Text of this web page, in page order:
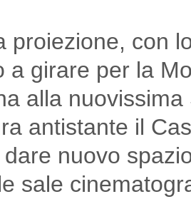
proiezione, con
a girare per la
alla
antistante il
nuovo
sale